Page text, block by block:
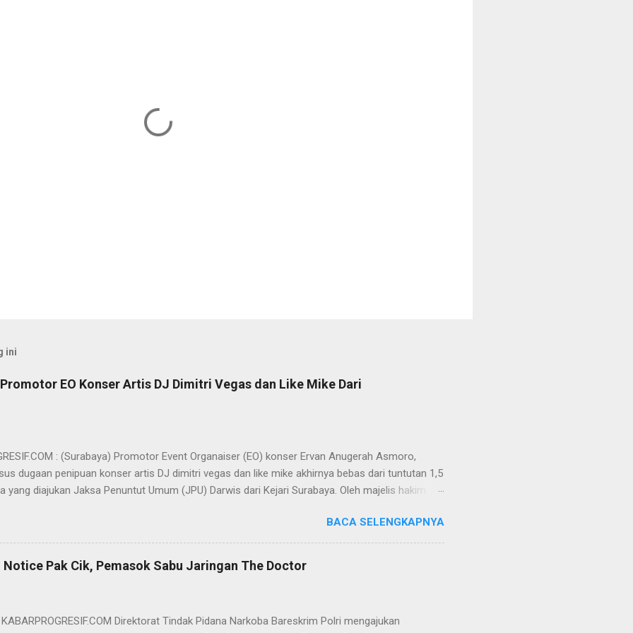
ini
EO Konser Artis DJ Dimitri Vegas dan Like Mike Dari
: (Surabaya) Promotor Event Organaiser (EO) konser Ervan Anugerah Asmoro,
dugaan penipuan konser artis DJ dimitri vegas dan like mike akhirnya bebas dari tuntutan 1,5
yang diajukan Jaksa Penuntut Umum (JPU) Darwis dari Kejari Surabaya. Oleh majelis hakim
pertimbangannya, hakim Sigit menerangkan, majelis hakim berpendapat bahwa perbuatan
tersebut tidak terdapat unsur penipuan sehingga dianggap bukan merupakan tindak pidana.
hakim, kasus yang menjerat Ervan merupakan hubungan hukum keperdataan. Atas dasar
Ervan diputus bebas dari tuntutan hukum (onslag van alle recht vervolging). Menanggapi hal
BACA SELENGKAPNYA
Pak Cik, Pemasok Sabu Jaringan The Doctor
Direktorat Tindak Pidana Narkoba Bareskrim Polri mengajukan